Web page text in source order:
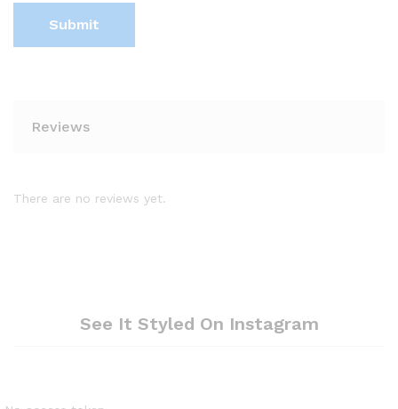
Reviews
There are no reviews yet.
See It Styled On Instagram